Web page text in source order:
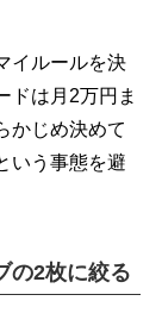
イルールを決
ドは月2万円ま
かじめ決めて
いう事態を避
の2枚に絞る